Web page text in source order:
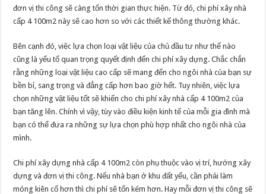
đơn vị thi công sẽ càng tốn thời gian thực hiện. Từ đó, chi phí xây nhà
cấp 4 100m2 này sẽ cao hơn so với các thiết kế thông thường khác.
Bên cạnh đó, việc lựa chọn loại vật liệu của chủ đầu tư như thế nào
cũng là yếu tố quan trọng quyết định đến chi phí xây dựng. Chắc chắn
rằng những loại vật liệu cao cấp sẽ mang đến cho ngôi nhà của bạn sự
bền bỉ, sang trọng và đẳng cấp hơn bao giờ hết. Tuy nhiên, việc lựa
chọn những vật liệu tốt sẽ khiến cho chi phí xây nhà cấp 4 100m2 của
bạn tăng lên. Chính vì vậy, tùy vào điều kiện kinh tế của mỗi gia đình mà
bạn có thể đưa ra những sự lựa chọn phù hợp nhất cho ngôi nhà của
mình.
Chi phí xây dựng nhà cấp 4 100m2 còn phụ thuộc vào vị trí, hướng xây
dựng và đơn vị thi công. Nếu nhà bạn ở khu đất yếu, cần phải làm
móng kiên cố hơn thì chi phí sẽ tốn kém hơn. Hay mỗi đơn vị thi công sẽ